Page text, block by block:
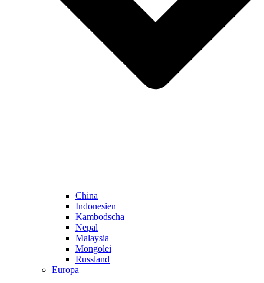
China
Indonesien
Kambodscha
Nepal
Malaysia
Mongolei
Russland
Europa